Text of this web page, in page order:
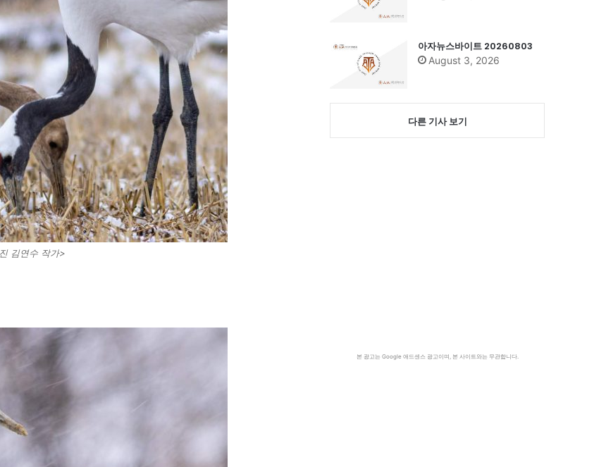
김연수 작가>
아자뉴스바이트 20260803
August 3, 2026
다른 기사 보기
본 광고는 Google 애드센스 광고이며, 본 사이트와는 무관합니다.